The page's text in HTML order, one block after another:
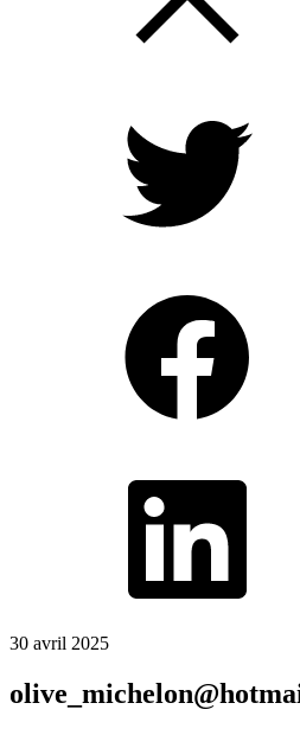
30 avril 2025